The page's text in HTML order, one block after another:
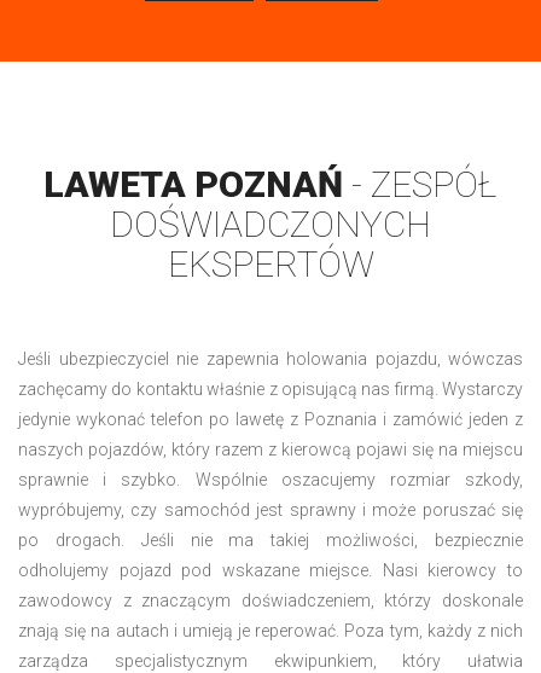
LAWETA POZNAŃ - ZESPÓŁ
DOŚWIADCZONYCH
EKSPERTÓW
Jeśli ubezpieczyciel nie zapewnia holowania pojazdu, wówczas
zachęcamy do kontaktu właśnie z opisującą nas firmą. Wystarczy
jedynie wykonać telefon po lawetę z Poznania i zamówić jeden z
naszych pojazdów, który razem z kierowcą pojawi się na miejscu
sprawnie i szybko. Wspólnie oszacujemy rozmiar szkody,
wypróbujemy, czy samochód jest sprawny i może poruszać się
po drogach. Jeśli nie ma takiej możliwości, bezpiecznie
odholujemy pojazd pod wskazane miejsce. Nasi kierowcy to
zawodowcy z znaczącym doświadczeniem, którzy doskonale
znają się na autach i umieją je reperować. Poza tym, każdy z nich
zarządza specjalistycznym ekwipunkiem, który ułatwia